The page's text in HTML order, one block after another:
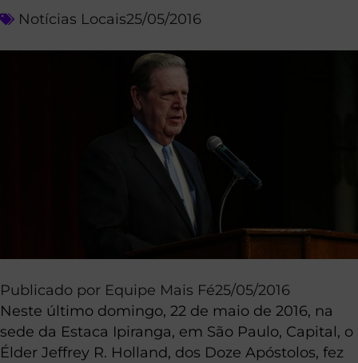
Notícias Locais25/05/2016
Publicado por Equipe Mais Fé25/05/2016
Neste último domingo, 22 de maio de 2016, na
sede da Estaca Ipiranga, em São Paulo, Capital, o
Élder Jeffrey R. Holland, dos Doze Apóstolos, fez